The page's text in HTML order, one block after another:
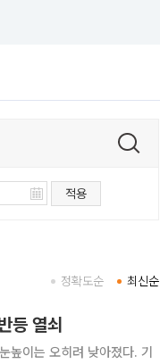
적용
최신순
정확도순
등 열쇠
높이는 오히려 낮아졌다. 기